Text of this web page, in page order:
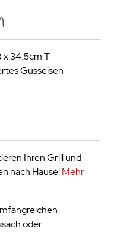
Ihren Grill und
nach Hause!Mehr
oder
x 34.5cm T
Gusseisen